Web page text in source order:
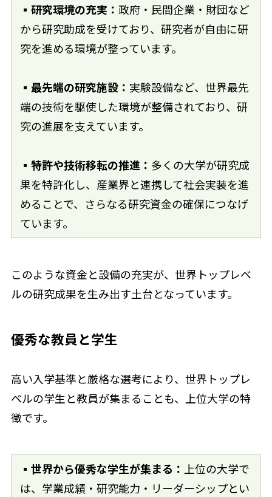
▪研究環境の充実：政府・民間企業・財団など
から研究助成を受けており、研究者が自由に研
究を進める環境が整っています。
▪最先端の研究施設： 実験設備など、世界最先
端の技術を駆使した環境が整備されており、研
究の進展を支えています。
▪特許や技術移転の推進： 多くの大学が研究成
果を特許化し、産業界と連携して社会実装を進
めることで、さらなる研究資金の確保につなげ
ています。
このような資金と設備の充実が、世界トップレベ
ルの研究成果を生み出す土台となっています。
優秀な教員と学生
高い入学基準と厳格な選考により、世界トップレ
ベルの学生と教員が集まることも、上位大学の特
徴です。
▪世界から優秀な学生が集まる：上位の大学で
は、学業成績・研究能力・リーダーシップとい